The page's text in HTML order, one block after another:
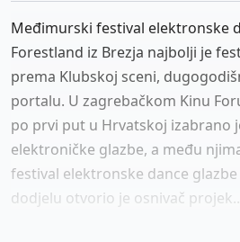
Međimurski festival elektronske
Forestland iz Brezja najbolji je
prema Klubskoj sceni,
portalu. U zagrebačkom Kinu
po prvi put u Hrvatskoj izabrano
elektroničke glazbe, a među
festival elektronske dance
dodjelu otvorio je osnivač